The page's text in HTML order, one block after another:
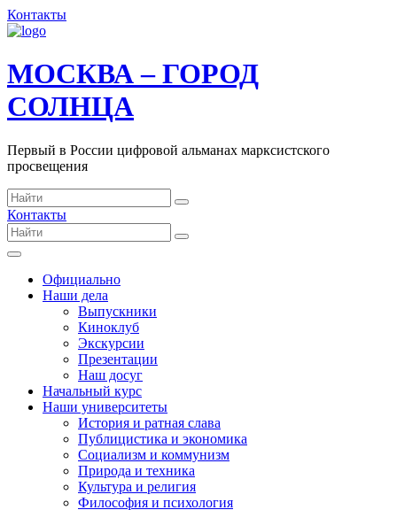
Контакты
МОСКВА – ГОРОД
СОЛНЦА
Первый в России цифровой альманах марксистского
просвещения
Контакты
Официально
Наши дела
Выпускники
Киноклуб
Экскурсии
Презентации
Наш досуг
Начальный курс
Наши университеты
История и ратная слава
Публицистика и экономика
Социализм и коммунизм
Природа и техника
Культура и религия
Философия и психология